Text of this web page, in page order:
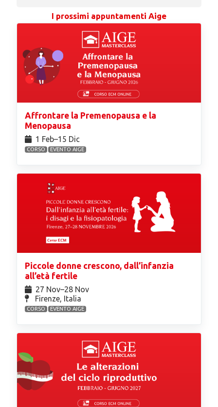
I prossimi appuntamenti Aige
Affrontare la Premenopausa e la
Menopausa
1 Feb⁠–15 Dic
CORSO EVENTO AIGE
Piccole donne crescono, dall’infanzia
all’età fertile
27 Nov⁠–28 Nov
Firenze, Italia
CORSO EVENTO AIGE